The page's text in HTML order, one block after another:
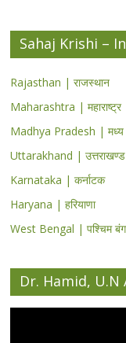
Sahaj Krishi –
Rajasthan | राजस्थान
Maharashtra | महाराष्ट्र
Madhya Pradesh | मध्य
Uttarakhand | उत्तराखण्ड
Karnataka | कर्नाटक
Haryana | हरियाणा
West Bengal | पश्चिम
Dr. Hamid,